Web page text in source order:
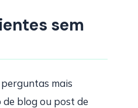
sem
mais
blog ou post de